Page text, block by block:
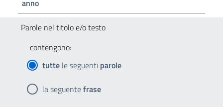
anno
Parole nel titolo e/o testo
contengono:
tutte le seguenti parole
la seguentefrase